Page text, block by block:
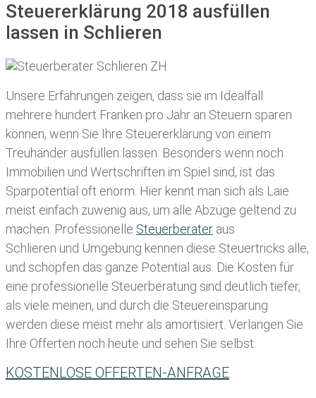
Steuererklärung 2018 ausfüllen
lassen in Schlieren
Unsere Erfahrungen zeigen, dass sie im Idealfall
mehrere hundert Franken pro Jahr an Steuern sparen
können, wenn Sie Ihre Steuererklärung von einem
Treuhänder ausfüllen lassen . Besonders wenn noch
Immobilien und Wertschriften im Spiel sind, ist das
Sparpotential oft enorm. Hier kennt man sich als Laie
meist einfach zuwenig aus, um alle Abzüge geltend zu
machen. Professionelle Steuerberater aus
Schlieren und Umgebung kennen diese Steuertricks alle,
und schöpfen das ganze Potential aus. Die Kosten für
eine professionelle Steuerberatung sind deutlich tiefer,
als viele meinen, und durch die Steuereinsparung
werden diese meist mehr als amortisiert. Verlangen Sie
Ihre Offerten noch heute und sehen Sie selbst:
KOSTENLOSE OFFERTEN-ANFRAGE